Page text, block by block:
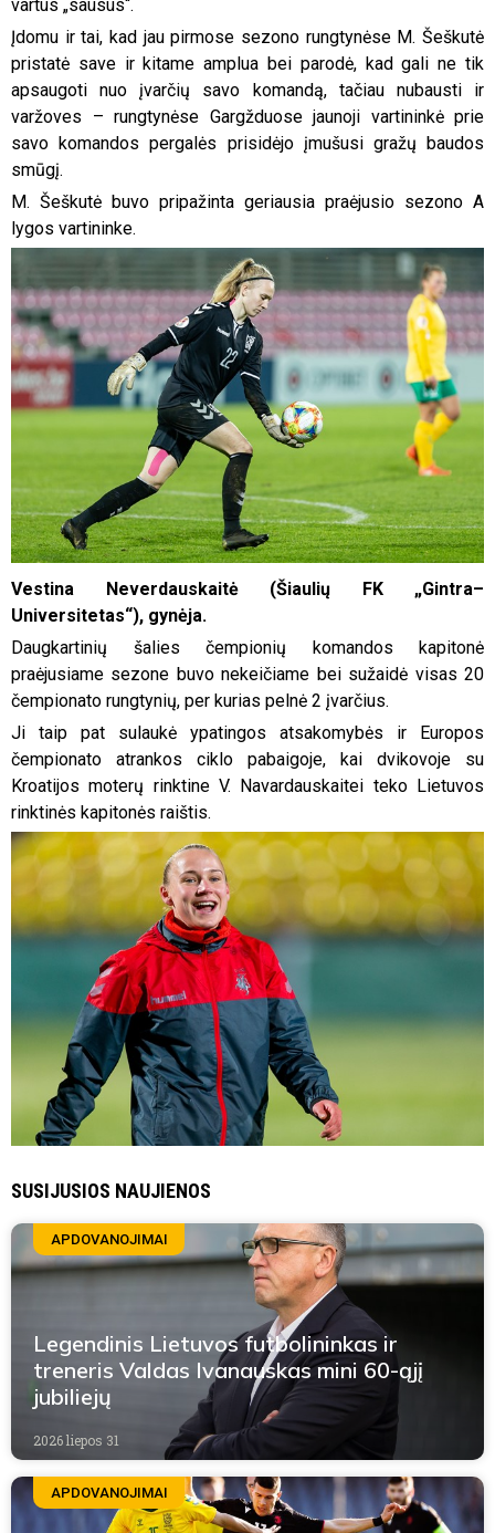
vartus „sausus“.
Įdomu ir tai, kad jau pirmose sezono rungtynėse M. Šeškutė
pristatė save ir kitame amplua bei parodė, kad gali ne tik
apsaugoti nuo įvarčių savo komandą, tačiau nubausti ir
varžoves – rungtynėse Gargžduose jaunoji vartininkė prie
savo komandos pergalės prisidėjo įmušusi gražų baudos
smūgį.
M. Šeškutė buvo pripažinta geriausia praėjusio sezono A
lygos vartininke.
Vestina Neverdauskaitė (Šiaulių FK „Gintra–
Universitetas“), gynėja.
Daugkartinių šalies čempionių komandos kapitonė
praėjusiame sezone buvo nekeičiame bei sužaidė visas 20
čempionato rungtynių, per kurias pelnė 2 įvarčius.
Ji taip pat sulaukė ypatingos atsakomybės ir Europos
čempionato atrankos ciklo pabaigoje, kai dvikovoje su
Kroatijos moterų rinktine V. Navardauskaitei teko Lietuvos
rinktinės kapitonės raištis.
SUSIJUSIOS NAUJIENOS
APDOVANOJIMAI
Legendinis Lietuvos futbolininkas ir
treneris Valdas Ivanauskas mini 60-ąjį
jubiliejų
2026 liepos 31
APDOVANOJIMAI